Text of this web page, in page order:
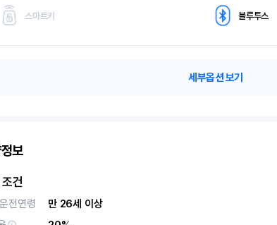
스마트키 블루투스
세부옵션 보기
보
건
전연령
만 26세 이상